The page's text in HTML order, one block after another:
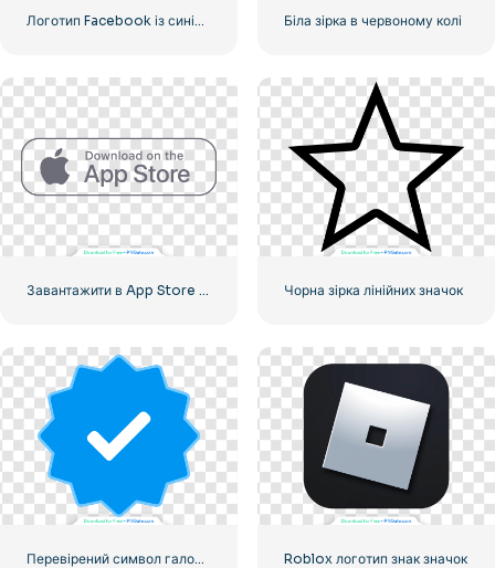
Логотип Facebook із синім кружком Біла зірка в червоному колі
Чорна зірка лінійних значок
Перевірений символ галочки Instagram Roblox логотип знак значок